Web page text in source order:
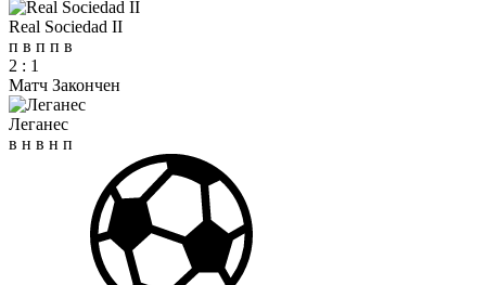
Real Sociedad II
п в п п в
2 : 1
Матч Закончен
Леганес
в н в н п